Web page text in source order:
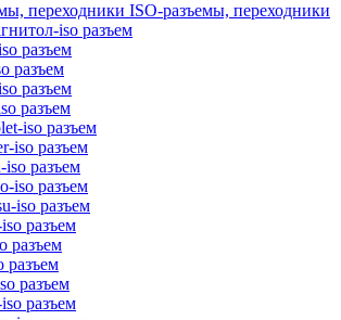
ISO-разъемы, переходники
iso разъем
разъем
разъем
разъем
разъем
iso разъем
iso разъем
iso разъем
iso разъем
iso разъем
разъем
разъем
разъем
разъем
разъем